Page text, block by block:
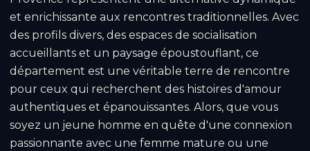
et enrichissante aux rencontres traditionnelles. Avec
des profils divers, des espaces de socialisation
accueillants et un paysage époustouflant, ce
département est une véritable terre de rencontre
pour ceux qui recherchent des histoires d'amour
authentiques et épanouissantes. Alors, que vous
soyez un jeune homme en quête d'une connexion
passionnante avec une femme mature ou une